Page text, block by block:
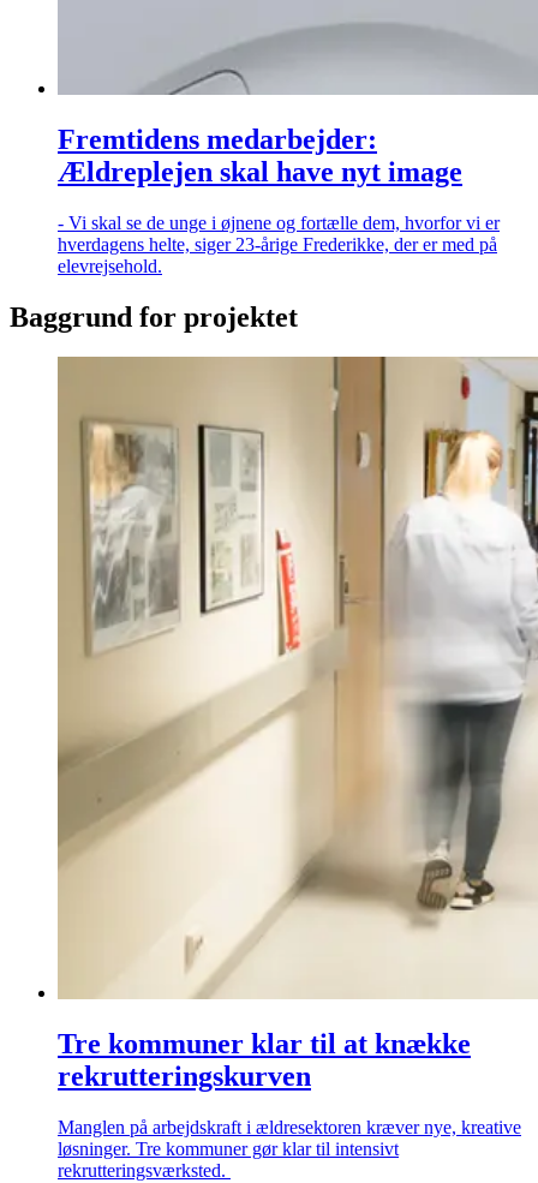
Fremtidens medarbejder:
Ældreplejen skal have nyt image
- Vi skal se de unge i øjnene og fortælle dem, hvorfor vi er
hverdagens helte, siger 23-årige Frederikke, der er med på
elevrejsehold.
Baggrund for projektet
Tre kommuner klar til at knække
rekrutteringskurven
Manglen på arbejdskraft i ældresektoren kræver nye, kreative
løsninger. Tre kommuner gør klar til intensivt
rekrutteringsværksted.